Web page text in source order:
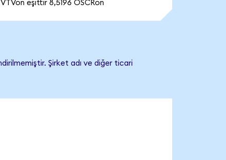
VTVon eşittir 8,5196 OSCRon
Şirket adı ve diğer ticari